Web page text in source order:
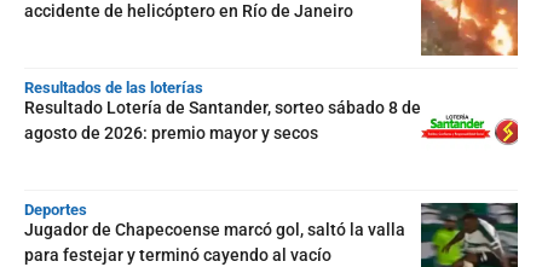
accidente de helicóptero en Río de Janeiro
Resultados de las loterías
Resultado Lotería de Santander, sorteo sábado 8 de
agosto de 2026: premio mayor y secos
Deportes
Jugador de Chapecoense marcó gol, saltó la valla
para festejar y terminó cayendo al vacío